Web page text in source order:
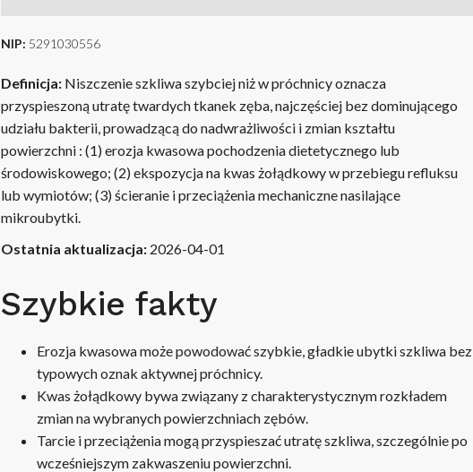
NIP: 5291030556
Definicja: Niszczenie szkliwa szybciej niż w próchnicy oznacza
przyspieszoną utratę twardych tkanek zęba, najczęściej bez dominującego
udziału bakterii, prowadzącą do nadwrażliwości i zmian kształtu
powierzchni : (1) erozja kwasowa pochodzenia dietetycznego lub
środowiskowego; (2) ekspozycja na kwas żołądkowy w przebiegu refluksu
lub wymiotów; (3) ścieranie i przeciążenia mechaniczne nasilające
mikroubytki.
Ostatnia aktualizacja: 2026-04-01
Szybkie fakty
Erozja kwasowa może powodować szybkie, gładkie ubytki szkliwa bez
typowych oznak aktywnej próchnicy.
Kwas żołądkowy bywa związany z charakterystycznym rozkładem
zmian na wybranych powierzchniach zębów.
Tarcie i przeciążenia mogą przyspieszać utratę szkliwa, szczególnie po
wcześniejszym zakwaszeniu powierzchni.